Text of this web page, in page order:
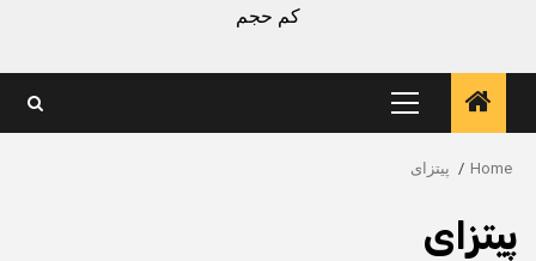
کم حجم
Primary
Menu
Home پیتزای
پیتزای